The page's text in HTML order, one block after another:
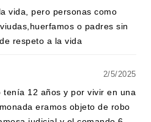
vida, pero personas como
o padres sin
respeto a la vida
2/5/2025
tenía 12 años y por vivir en una
eramos objeto de robo